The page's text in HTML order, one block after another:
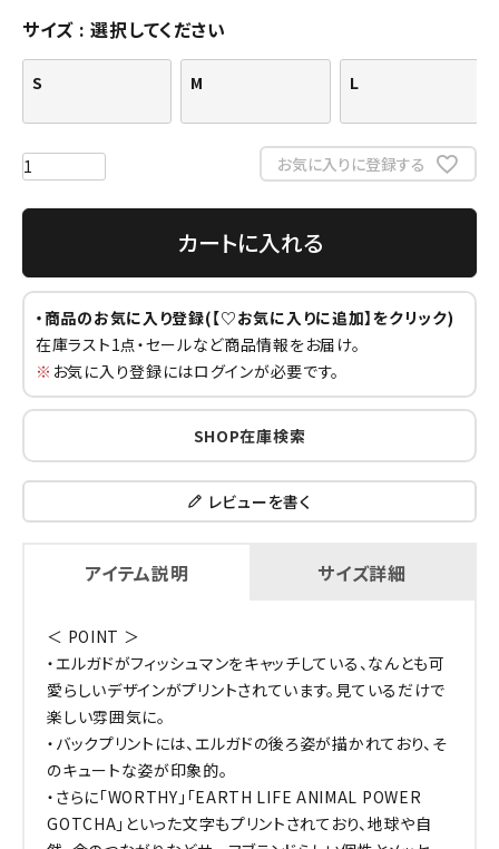
サイズ 選択してください
S M L
お気に入りに登録する
カートに入れる
・商品のお気に入り登録(【♡お気に入りに追加】をクリック)
在庫ラスト1点・セールなど商品情報をお届け。
※ お気に入り登録にはログインが必要です。
SHOP在庫検索
レビューを書く
アイテム説明 サイズ詳細
＜ POINT ＞
・エルガドがフィッシュマンをキャッチしている、なんとも可
愛らしいデザインがプリントされています。見ているだけで
楽しい雰囲気に。
・バックプリントには、エルガドの後ろ姿が描かれており、そ
のキュートな姿が印象的。
・さらに「WORTHY」「EARTH LIFE ANIMAL POWER
GOTCHA」といった文字もプリントされており、地球や自